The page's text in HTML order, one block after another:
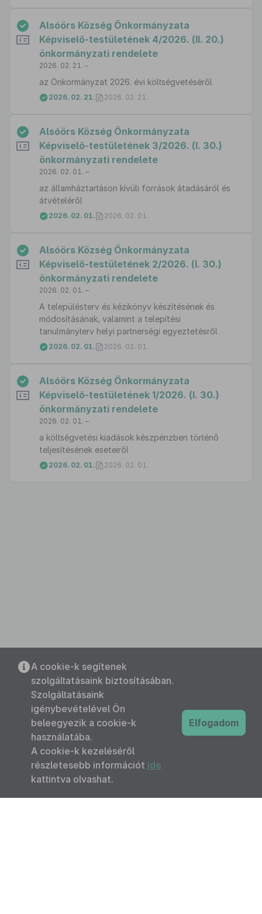
Alsóörs Község Önkormányzata
Képviselő-testületének 4/2026. (II. 20.)
önkormányzati rendelete
2026. 02. 21. –
az Önkormányzat 2026. évi költségvetéséről
2026. 02. 21. 2026. 02. 21.
Alsóörs Község Önkormányzata
Képviselő-testületének 3/2026. (I. 30.)
önkormányzati rendelete
2026. 02. 01. –
az államháztartáson kívüli források átadásáról és
átvételéről
2026. 02. 01. 2026. 02. 01.
Alsóörs Község Önkormányzata
Képviselő-testületének 2/2026. (I. 30.)
önkormányzati rendelete
2026. 02. 01. –
A településterv és kézikönyv készítésének és
módosításának, valamint a telepítési
tanulmányterv helyi partnerségi egyeztetésről
2026. 02. 01. 2026. 02. 01.
Alsóörs Község Önkormányzata
Képviselő-testületének 1/2026. (I. 30.)
önkormányzati rendelete
2026. 02. 01. –
a költségvetési kiadások készpénzben történő
teljesítésének eseteiről
2026. 02. 01. 2026. 02. 01.
A cookie-k segítenek
szolgáltatásaink biztosításában.
Szolgáltatásaink
igénybevételével Ön
beleegyezik a cookie-k
használatába.
A cookie-k kezeléséről
részletesebb információt ide
kattintva olvashat.
Elfogadom